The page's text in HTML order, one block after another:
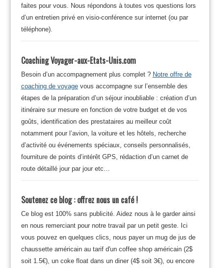
faites pour vous. Nous répondons à toutes vos questions lors
d’un entretien privé en visio-conférence sur internet (ou par
téléphone).
Coaching Voyager-aux-Etats-Unis.com
Besoin d’un accompagnement plus complet ? Notre offre de
coaching de voyagevous accompagne sur l’ensemble des
étapes de la préparation d’un séjour inoubliable : création d’un
itinéraire sur mesure en fonction de votre budget et de vos
goûts, identification des prestataires au meilleur coût
notamment pour l’avion, la voiture et les hôtels, recherche
d’activité ou événements spéciaux, conseils personnalisés,
fourniture de points d’intérêt GPS, rédaction d’un carnet de
route détaillé jour par jour etc…
Soutenez ce blog : offrez nous un café !
Ce blog est 100% sans publicité. Aidez nous à le garder ainsi
en nous remerciant pour notre travail par un petit geste. Ici
vous pouvez en quelques clics, nous payer un mug de jus de
chaussette américain au tarif d'un coffee shop américain (2$
soit 1.5€), un coke float dans un diner (4$ soit 3€), ou encore